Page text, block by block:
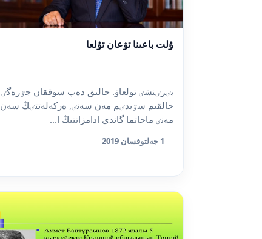
ۇلت باعىنا تۋعان تۇلعا
بٸرٸنشٸ تولعاۋ. حالىق دەپ سوققان جٷرەگٸ
حالقىم سٷيدٸم مەن سەنٸ, ەركەلەتتٸڭ سەن
مەنٸ ماحاتما گاندي ادامزاتتىڭ ا...
1 جەلتوقسان 2019